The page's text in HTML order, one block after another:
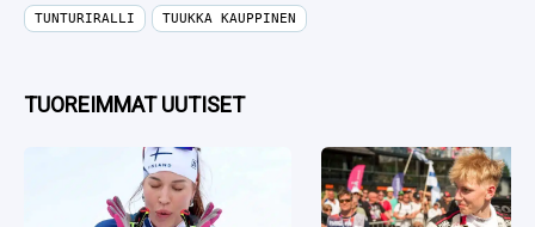
TUNTURIRALLI TUUKKA KAUPPINEN
TUOREIMMAT UUTISET